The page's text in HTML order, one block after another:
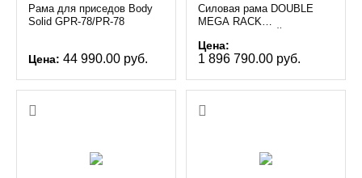
Рама для приседов Body
Solid GPR-78/PR-78
Цена: 44 990.00 руб.
Силовая рама DOUBLE
MEGA RACK
MAGNUM MG-MR47x2
Цена:
1 896 790.00 руб.